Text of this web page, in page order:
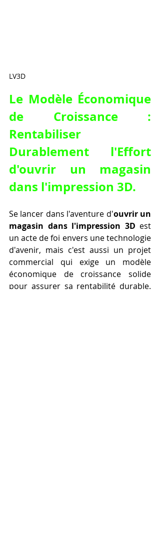
LV3D
Le Modèle Économique
de Croissance :
Rentabiliser
Durablement l'Effort
d'ouvrir un magasin
dans l'impression 3D.
Se lancer dans l'aventure d'ouvrir un
magasin dans l'impression 3D est
un acte de foi envers une technologie
d'avenir, mais c'est aussi un projet
commercial qui exige un modèle
économique de croissance solide
pour assurer sa rentabilité durable.